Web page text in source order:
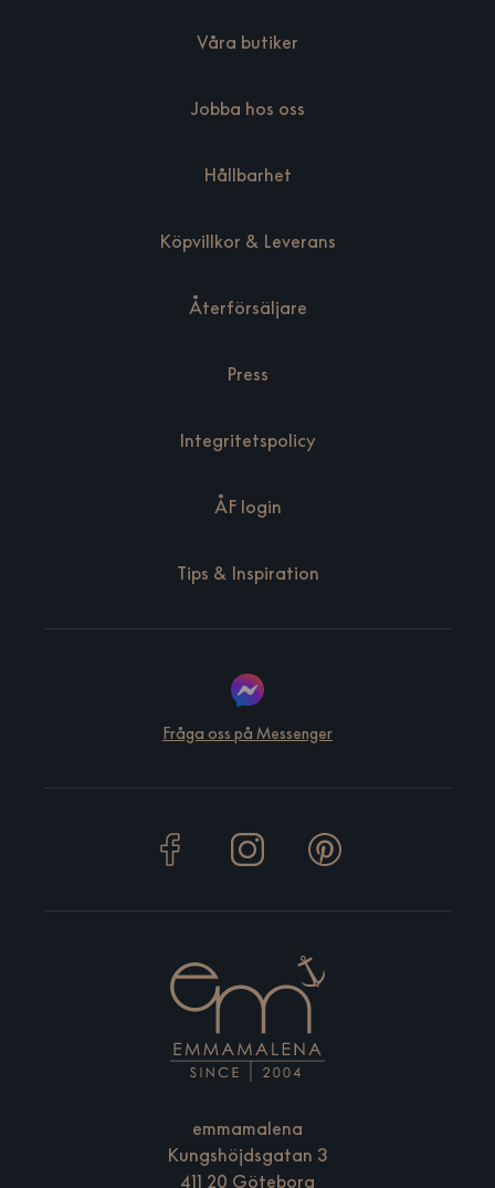
Våra butiker
Jobba hos oss
Hållbarhet
Köpvillkor & Leverans
Återförsäljare
Press
Integritetspolicy
ÅF login
Tips & Inspiration
Fråga oss på Messenger
emmamalena
Kungshöjdsgatan 3
411 20 Göteborg